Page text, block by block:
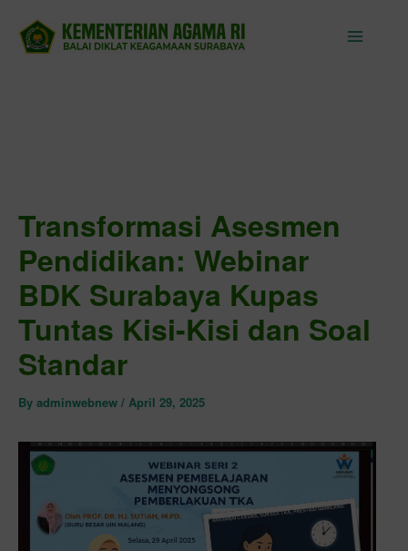
content
Transformasi Asesmen
Pendidikan: Webinar
BDK Surabaya Kupas
Tuntas Kisi-Kisi dan Soal
Standar
By adminwebnew / April 29, 2025